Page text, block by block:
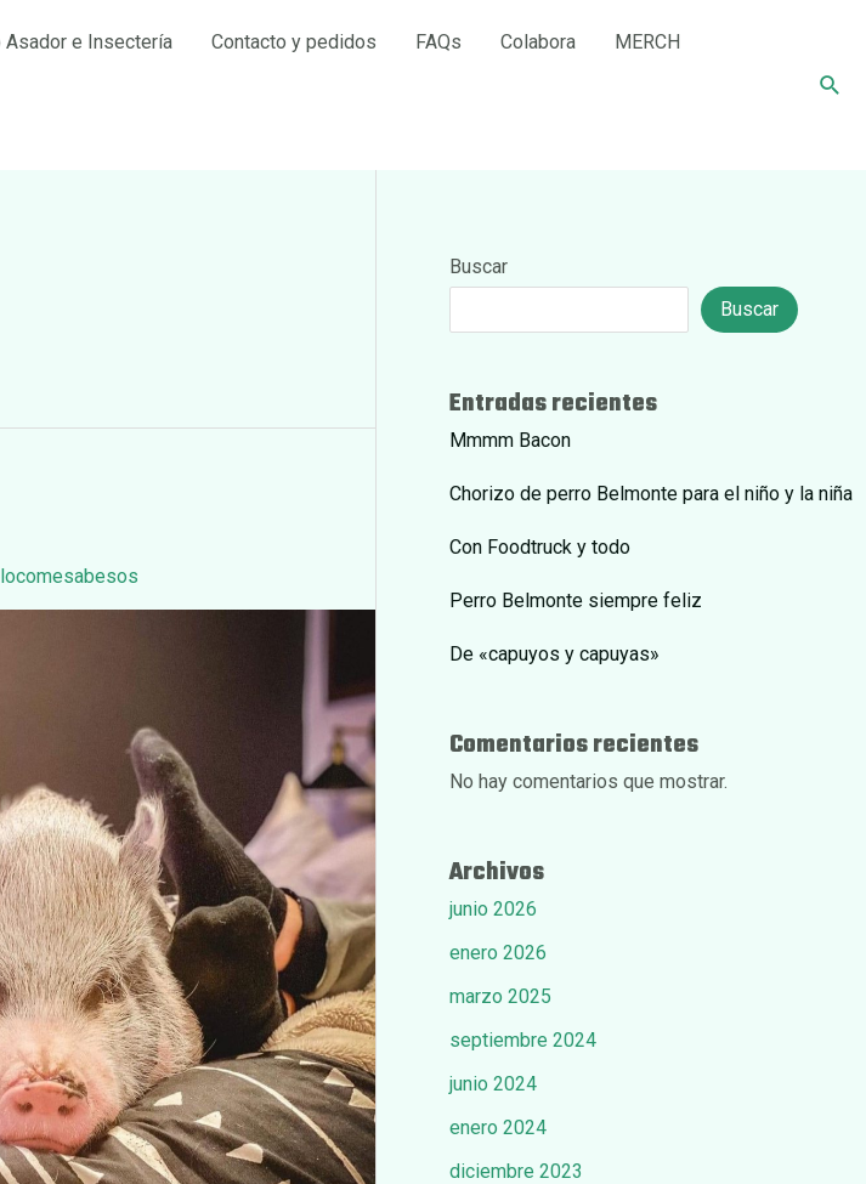
Asador e Insectería Contacto y pedidos FAQs Colabora MERCH
Buscar
Buscar
Entradas recientes
Mmmm Bacon
Chorizo de perro Belmonte para el niño y la niña
Con Foodtruck y todo
Perro Belmonte siempre feliz
De «capuyos y capuyas»
Comentarios recientes
No hay comentarios que mostrar.
Archivos
junio 2026
enero 2026
marzo 2025
septiembre 2024
junio 2024
enero 2024
diciembre 2023